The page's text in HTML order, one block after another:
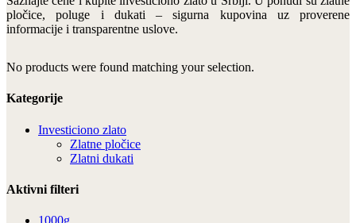
pločice, poluge i dukati – sigurna kupovina uz proverene
informacije i transparentne uslove.
No products were found matching your selection.
Kategorije
Investiciono zlato
Zlatne pločice
Zlatni dukati
Aktivni filteri